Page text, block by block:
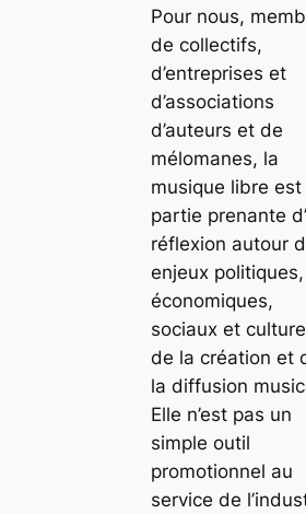
Pour nous,
de collectifs,
d’entreprises et
d’associations
d’auteurs et de
mélomanes, la
musique libre est
partie prenante
réflexion autour
enjeux politiques,
économiques,
sociaux et
de la création et
la diffusion
Elle n’est pas un
simple outil
promotionnel au
service de